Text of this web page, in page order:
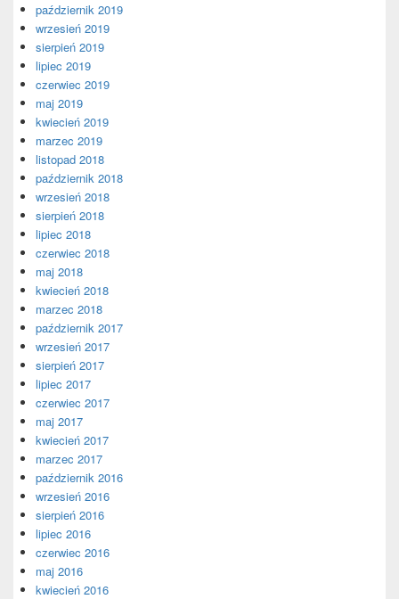
październik 2019
wrzesień 2019
sierpień 2019
lipiec 2019
czerwiec 2019
maj 2019
kwiecień 2019
marzec 2019
listopad 2018
październik 2018
wrzesień 2018
sierpień 2018
lipiec 2018
czerwiec 2018
maj 2018
kwiecień 2018
marzec 2018
październik 2017
wrzesień 2017
sierpień 2017
lipiec 2017
czerwiec 2017
maj 2017
kwiecień 2017
marzec 2017
październik 2016
wrzesień 2016
sierpień 2016
lipiec 2016
czerwiec 2016
maj 2016
kwiecień 2016